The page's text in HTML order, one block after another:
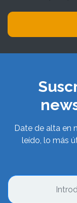
Date de alta en
leído, lo más